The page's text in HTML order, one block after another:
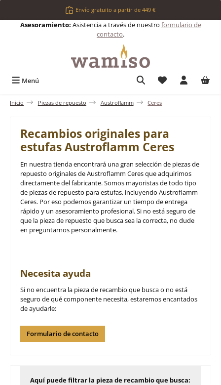
Saltar al contenido principalEnvío gratuito a partir de 449 €
Asesoramiento: Asistencia a través de nuestro formulario de
contacto.
Menú Tienes 0
Inicio Piezas de repuesto Austroflamm Ceres
Recambios originales para
estufas Austroflamm Ceres
En nuestra tienda encontrará una gran selección de piezas de
repuesto originales de Austroflamm Ceres que adquirimos
directamente del fabricante. Somos mayoristas de todo tipo
de piezas de repuesto para estufas, incluyendo Austroflamm
Ceres. Por eso podemos garantizar un tiempo de entrega
rápido y un asesoramiento profesional. Si no está seguro de
que la pieza de repuesto que busca sea la correcta, no dude
en preguntarnos personalmente.
Necesita ayuda
Si no encuentra la pieza de recambio que busca o no está
seguro de qué componente necesita, estaremos encantados
de ayudarle:
Formulario de contacto
Aquí puede filtrar la pieza de recambio que busca: